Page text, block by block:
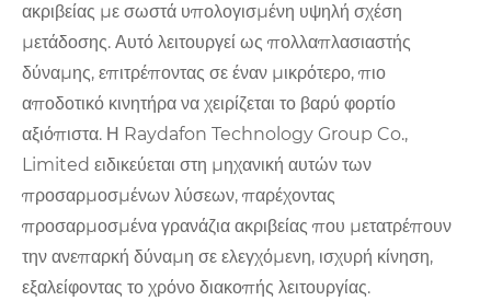
ακριβείας με σωστά υπολογισμένη υψηλή σχέση
μετάδοσης. Αυτό λειτουργεί ως πολλαπλασιαστής
δύναμης, επιτρέποντας σε έναν μικρότερο, πιο
αποδοτικό κινητήρα να χειρίζεται το βαρύ φορτίο
αξιόπιστα. Η Raydafon Technology Group Co.,
Limited ειδικεύεται στη μηχανική αυτών των
προσαρμοσμένων λύσεων, παρέχοντας
προσαρμοσμένα γρανάζια ακριβείας που μετατρέπουν
την ανεπαρκή δύναμη σε ελεγχόμενη, ισχυρή κίνηση,
εξαλείφοντας το χρόνο διακοπής λειτουργίας.